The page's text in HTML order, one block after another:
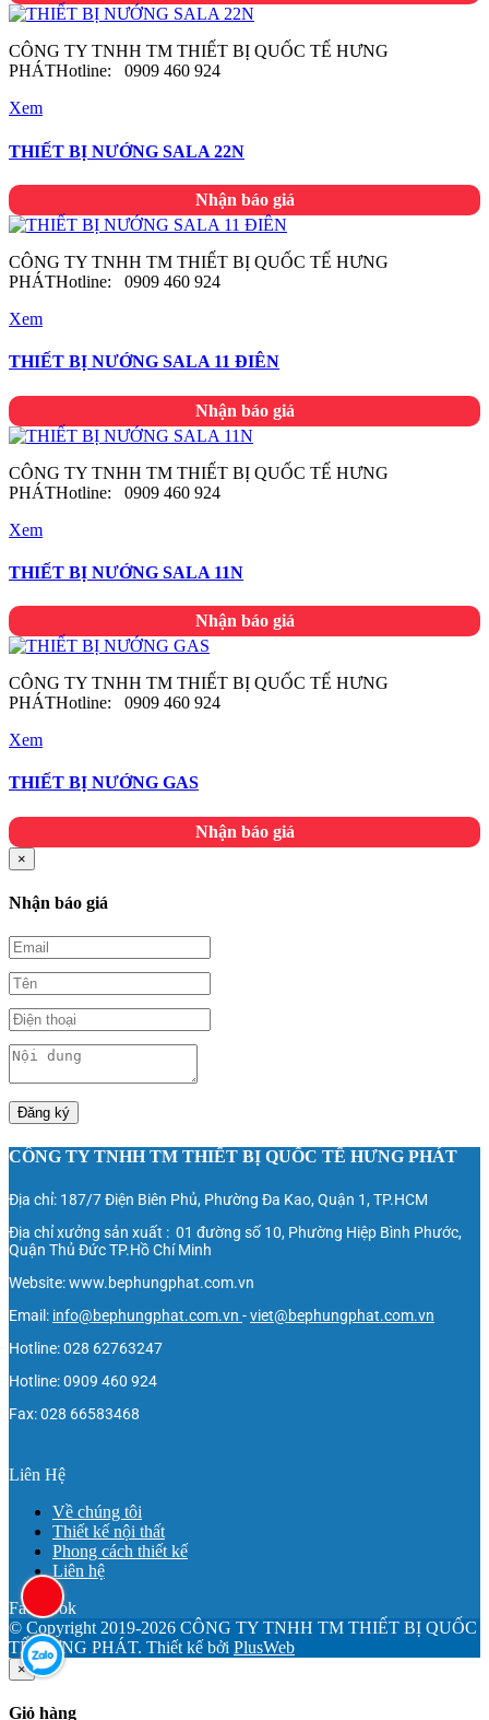
CÔNG TY TNHH TM THIẾT BỊ QUỐC TẾ HƯNG
PHÁTHotline: 0909 460 924
Xem
THIẾT BỊ NƯỚNG SALA 22N
Nhận báo giá
CÔNG TY TNHH TM THIẾT BỊ QUỐC TẾ HƯNG
PHÁTHotline: 0909 460 924
Xem
THIẾT BỊ NƯỚNG SALA 11 ĐIÊN
Nhận báo giá
CÔNG TY TNHH TM THIẾT BỊ QUỐC TẾ HƯNG
PHÁTHotline: 0909 460 924
Xem
THIẾT BỊ NƯỚNG SALA 11N
Nhận báo giá
CÔNG TY TNHH TM THIẾT BỊ QUỐC TẾ HƯNG
PHÁTHotline: 0909 460 924
Xem
THIẾT BỊ NƯỚNG GAS
Nhận báo giá
×
Nhận báo giá
Đăng ký
CÔNG TY TNHH TM THIẾT BỊ QUỐC TẾ HƯNG PHÁT
Địa chỉ: 187/7 Điện Biên Phủ, Phường Đa Kao, Quận 1, TP.HCM
Địa chỉ xưởng sản xuất : 01 đường số 10, Phường Hiệp Bình Phước,
Quận Thủ Đức TP.Hồ Chí Minh
Website: www.bephungphat.com.vn
Email: info@bephungphat.com.vn -viet@bephungphat.com.vn
Hotline: 028 62763247
Hotline: 0909 460 924
Fax: 028 66583468
Liên Hệ
Về chúng tôi
Thiết kế nội thất
Phong cách thiết kế
Liên hệ
Facebook
© Copyright 2019-2026 CÔNG TY TNHH TM THIẾT BỊ QUỐC
TẾ HƯNG PHÁT. Thiết kế bởi PlusWeb
×
Giỏ hàng